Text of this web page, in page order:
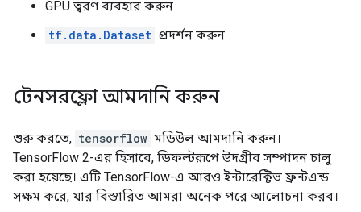
GPU ত্বরণ ব্যবহার করুন
tf.data.Dataset প্রদর্শন করুন
টেনসরফ্লো আমদানি করুন
শুরু করতে, tensorflow মডিউল আমদানি করুন।
TensorFlow 2-এর হিসাবে, ডিফল্টরূপে উদগ্রীব সম্পাদন চালু
করা হয়েছে। এটি TensorFlow-এ আরও ইন্টারেক্টিভ ফ্রন্টএন্ড
সক্ষম করে, যার বিস্তারিত আমরা অনেক পরে আলোচনা করব।